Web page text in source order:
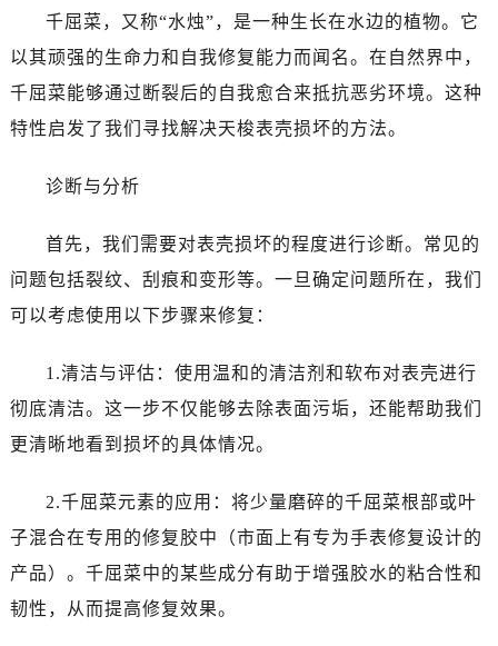
千屈菜，又称“水烛”，是一种生长在水边的植物。它
以其顽强的生命力和自我修复能力而闻名。在自然界中，
千屈菜能够通过断裂后的自我愈合来抵抗恶劣环境。这种
特性启发了我们寻找解决天梭表壳损坏的方法。
诊断与分析
首先，我们需要对表壳损坏的程度进行诊断。常见的
问题包括裂纹、刮痕和变形等。一旦确定问题所在，我们
可以考虑使用以下步骤来修复：
1.清洁与评估：使用温和的清洁剂和软布对表壳进行
彻底清洁。这一步不仅能够去除表面污垢，还能帮助我们
更清晰地看到损坏的具体情况。
2.千屈菜元素的应用：将少量磨碎的千屈菜根部或叶
子混合在专用的修复胶中（市面上有专为手表修复设计的
产品）。千屈菜中的某些成分有助于增强胶水的粘合性和
韧性，从而提高修复效果。